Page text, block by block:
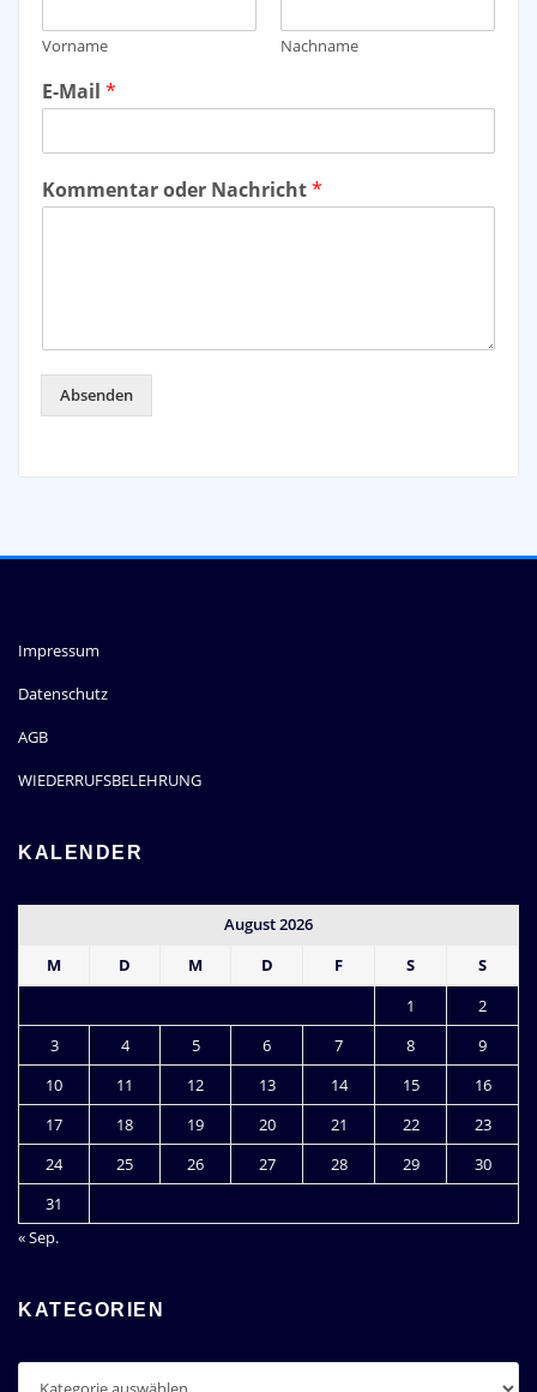
Vorname Nachname
E-Mail *
Kommentar oder Nachricht*
Absenden
Impressum
Datenschutz
AGB
WIEDERRUFSBELEHRUNG
KALENDER
August 2026
M
D M D F S
S
1
2
3
4 5 6 7 8
9
10
11 12 13 14 15
16
17
18 19 20 21 22
23
24
25 26 27 28 29
30
31
« Sep.
KATEGORIEN